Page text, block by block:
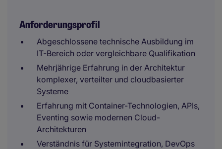
Anforderungsprofil
Abgeschlossene technische Ausbildung im
IT-Bereich oder vergleichbare Qualifikation
Mehrjährige Erfahrung in der Architektur
komplexer, verteilter und cloudbasierter
Systeme
Erfahrung mit Container-Technologien, APIs,
Eventing sowie modernen Cloud-
Architekturen
Verständnis für Systemintegration, DevOps